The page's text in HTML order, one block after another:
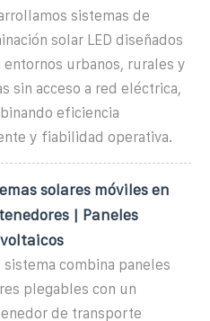
sistemas de
solar LED diseñados
entornos urbanos, rurales y
sin acceso a red eléctrica,
eficiencia
y fiabilidad operativa.
solares móviles en
| Paneles
sistema combina paneles
plegables con un
de transporte